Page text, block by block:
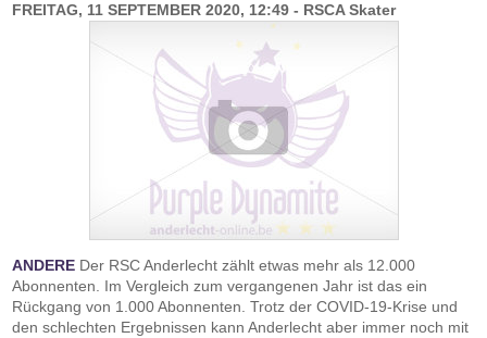
FREITAG, 11 SEPTEMBER 2020, 12:49 - RSCA Skater
ANDERE Der RSC Anderlecht zählt etwas mehr als 12.000
Abonnenten. Im Vergleich zum vergangenen Jahr ist das ein
Rückgang von 1.000 Abonnenten. Trotz der COVID-19-Krise und
den schlechten Ergebnissen kann Anderlecht aber immer noch mit